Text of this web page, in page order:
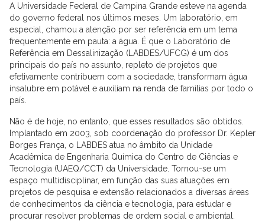
A Universidade Federal de Campina Grande esteve na agenda
do governo federal nos últimos meses. Um laboratório, em
especial, chamou a atenção por ser referência em um tema
frequentemente em pauta: a água. É que o Laboratório de
Referência em Dessalinização (LABDES/UFCG) é um dos
principais do país no assunto, repleto de projetos que
efetivamente contribuem com a sociedade, transformam água
insalubre em potável e auxiliam na renda de famílias por todo o
país.
Não é de hoje, no entanto, que esses resultados são obtidos.
Implantado em 2003, sob coordenação do professor Dr. Kepler
Borges França, o LABDES atua no âmbito da Unidade
Acadêmica de Engenharia Química do Centro de Ciências e
Tecnologia (UAEQ/CCT) da Universidade. Tornou-se um
espaço multidisciplinar, em função das suas atuações em
projetos de pesquisa e extensão relacionados a diversas áreas
de conhecimentos da ciência e tecnologia, para estudar e
procurar resolver problemas de ordem social e ambiental.